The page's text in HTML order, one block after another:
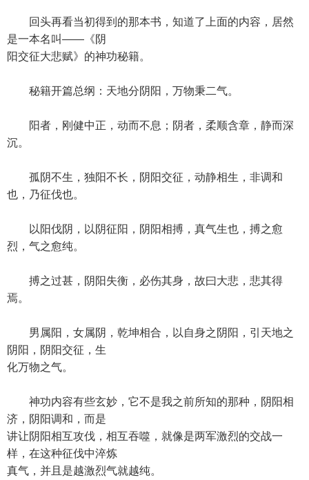
回头再看当初得到的那本书，知道了上面的内容，居然
是一本名叫——《阴
阳交征大悲赋》的神功秘籍。
秘籍开篇总纲：天地分阴阳，万物秉二气。
阳者，刚健中正，动而不息；阴者，柔顺含章，静而深
沉。
孤阴不生，独阳不长，阴阳交征，动静相生，非调和
也，乃征伐也。
以阳伐阴，以阴征阳，阴阳相搏，真气生也，搏之愈
烈，气之愈纯。
搏之过甚，阴阳失衡，必伤其身，故曰大悲，悲其得
焉。
男属阳，女属阴，乾坤相合，以自身之阴阳，引天地之
阴阳，阴阳交征，生
化万物之气。
神功内容有些玄妙，它不是我之前所知的那种，阴阳相
济，阴阳调和，而是
讲让阴阳相互攻伐，相互吞噬，就像是两军激烈的交战一
样，在这种征伐中淬炼
真气，并且是越激烈气就越纯。